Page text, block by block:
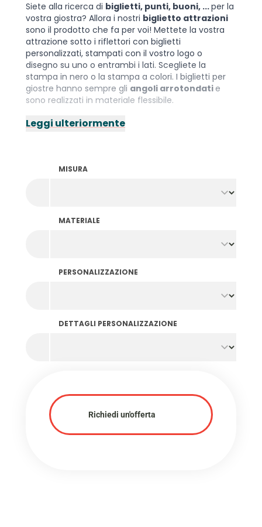
Siete alla ricerca di biglietti, punti, buoni, ...per la
vostra giostra? Allora i nostri biglietto attrazioni
sono il prodotto che fa per voi! Mettete la vostra
attrazione sotto i riflettori con biglietti
personalizzati, stampati con il vostro logo o
disegno su uno o entrambi i lati. Scegliete la
stampa in nero o la stampa a colori. I biglietti per
giostre hanno sempre gli angoli arrotondati e
sono realizzati in materiale flessibile.
Leggi ulteriormente
MISURA
MATERIALE
PERSONALIZZAZIONE
DETTAGLI PERSONALIZZAZIONE
Richiedi un'offerta